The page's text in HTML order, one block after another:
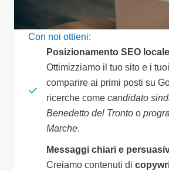
Con noi ottieni:
Posizionamento SEO
Ottimizziamo il tuo sito e i
comparire ai primi posti su
ricerche come candidato
Benedetto del Tronto o
Marche.
Messaggi chiari e
Creiamo contenuti di